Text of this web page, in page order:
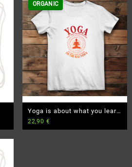
ORGANIC
Yoga is about what you learn
– Damen Premium Bio T-
22,90 €